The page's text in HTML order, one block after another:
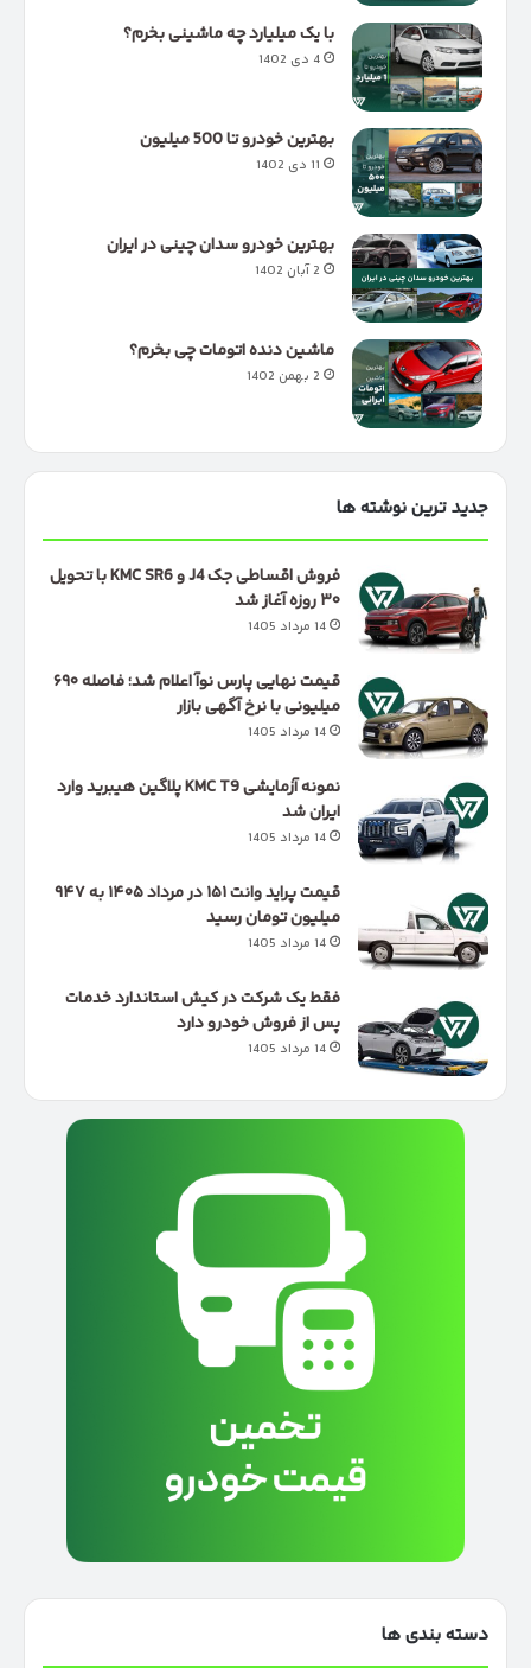
با یک میلیارد چه ماشینی بخرم؟
4 دی 1402
بهترین خودرو تا 500 میلیون
11 دی 1402
بهترین خودرو سدان چینی در ایران
2 آبان 1402
ماشین دنده اتومات چی بخرم؟
2 بهمن 1402
جدید ترین نوشته ها
فروش اقساطی جک J4 و KMC SR6 با تحویل
۳۰ روزه آغاز شد
14 مرداد 1405
قیمت نهایی پارس نوآ اعلام شد؛ فاصله ۶۹۰
میلیونی با نرخ آگهی بازار
14 مرداد 1405
نمونه آزمایشی KMC T9 پلاگین هیبرید وارد
ایران شد
14 مرداد 1405
قیمت پراید وانت ۱۵۱ در مرداد ۱۴۰۵ به ۹۴۷
میلیون تومان رسید
14 مرداد 1405
فقط یک شرکت در کیش استاندارد خدمات
پس از فروش خودرو دارد
14 مرداد 1405
دسته بندی ها